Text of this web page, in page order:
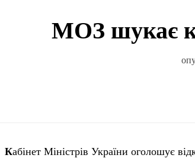
МОЗ шукає
Кабінет Міністрів України оголошує відкриття вакансій у директоратах Міністерства